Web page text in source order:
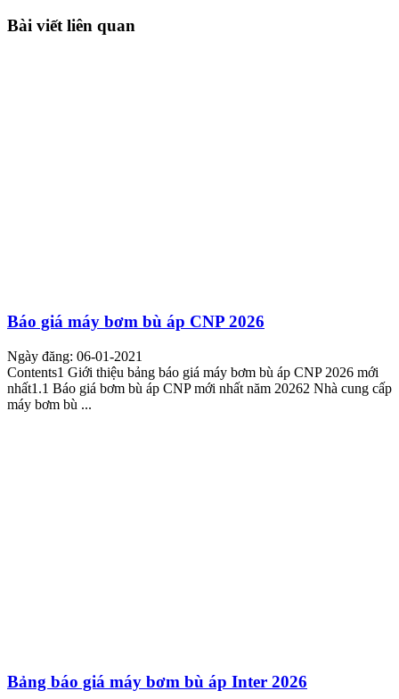
Bài viết liên quan
Báo giá máy bơm bù áp CNP 2026
Ngày đăng: 06-01-2021
Contents1 Giới thiệu bảng báo giá máy bơm bù áp CNP 2026 mới
nhất1.1 Báo giá bơm bù áp CNP mới nhất năm 20262 Nhà cung cấp
máy bơm bù ...
Bảng báo giá máy bơm bù áp Inter 2026